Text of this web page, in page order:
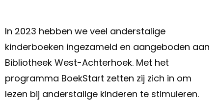
In 2023 hebben we veel anderstalige
kinderboeken ingezameld en aangeboden aan
Bibliotheek West-Achterhoek. Met het
programma BoekStart zetten zij zich in om
lezen bij anderstalige kinderen te stimuleren.